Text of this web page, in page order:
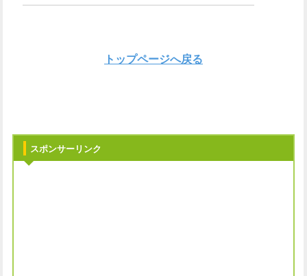
トップページへ戻る
スポンサーリンク